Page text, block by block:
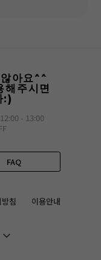
아요^^
주시면
:)
- 13:00
FAQ
침 이용안내